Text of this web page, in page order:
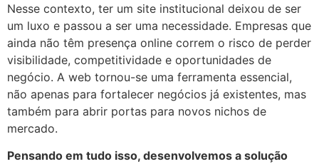
Nesse contexto, ter um site institucional deixou de ser
um luxo e passou a ser uma necessidade. Empresas que
ainda não têm presença online correm o risco de perder
visibilidade, competitividade e oportunidades de
negócio. A web tornou-se uma ferramenta essencial,
não apenas para fortalecer negócios já existentes, mas
também para abrir portas para novos nichos de
mercado.
Pensando em tudo isso, desenvolvemos a solução